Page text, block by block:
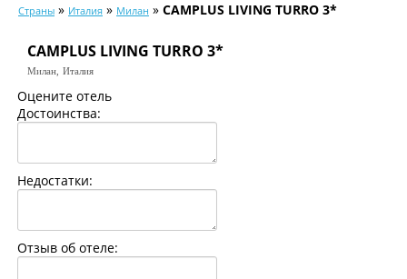
Календарь туров
Цены дня
Страны
Страны » Италия » Милан » CAMPLUS LIVING TURRO 3*
CAMPLUS LIVING TURRO 3*
Милан, Италия
Оцените отель
Достоинства:
Недостатки:
Отзыв об отеле: